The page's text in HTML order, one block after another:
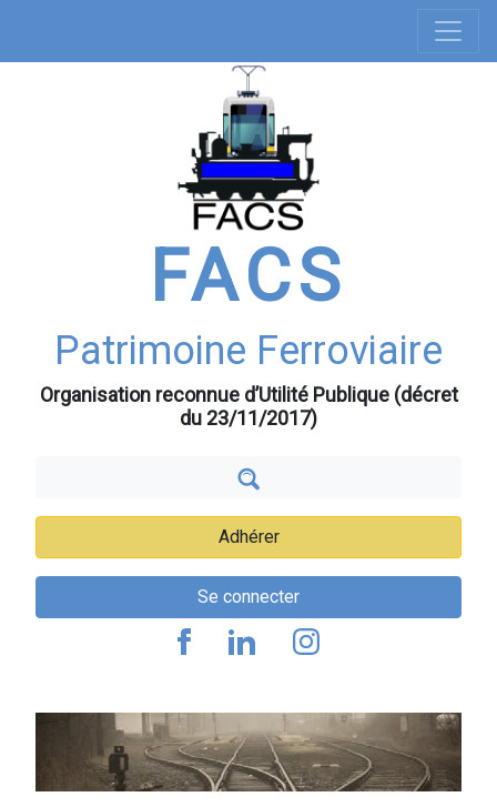
contenu
FACS
Patrimoine Ferroviaire
Organisation reconnue d’Utilité Publique (décret
du 23/11/2017)
Adhérer
Se connecter
principale